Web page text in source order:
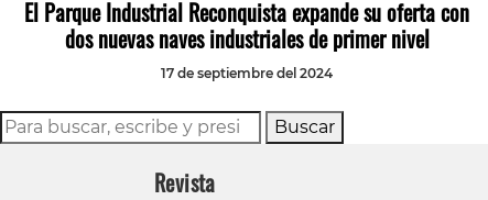
El Parque Industrial Reconquista expande su oferta con
dos nuevas naves industriales de primer nivel
17 de septiembre del 2024
Buscar
Revista